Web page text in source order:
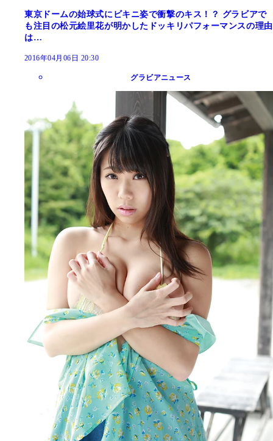
東京ドームの始球式にビキニ姿で衝撃のキス！？ グラビアで
も注目の松元絵里花が明かしたドッキリパフォーマンスの理由
は…
2016年04月06日 20:30
グラビアニュース